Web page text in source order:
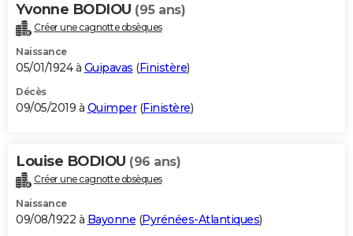
Yvonne BODIOU (95 ans)
Créer une cagnotte obsèques
Naissance
05/01/1924 à Guipavas (Finistère)
Décès
09/05/2019 à Quimper(Finistère)
Louise BODIOU (96 ans)
Créer une cagnotte obsèques
Naissance
09/08/1922 à Bayonne (Pyrénées-Atlantiques)